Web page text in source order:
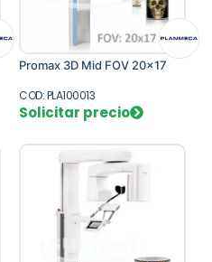
Promax 3D Mid FOV 20x17
COD: PLA100013
Solicitar precio